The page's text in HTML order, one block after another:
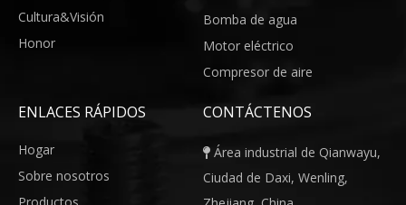
Cultura&Visión
Honor
Bomba de agua
Motor eléctrico
Compresor de aire
ENLACES RÁPIDOS
Hogar
Sobre nosotros
CONTÁCTENOS
 Área industrial de Qianwayu,
Ciudad de Daxi, Wenling,